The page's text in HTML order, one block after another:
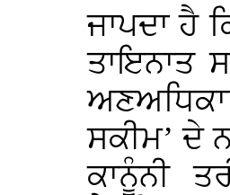
ਜਾਪਦਾ ਹੈ
ਤਾਇਨਾਤ
ਸਕੀਮ’ ਦੇ
ਕਾਨੂੰਨੀ